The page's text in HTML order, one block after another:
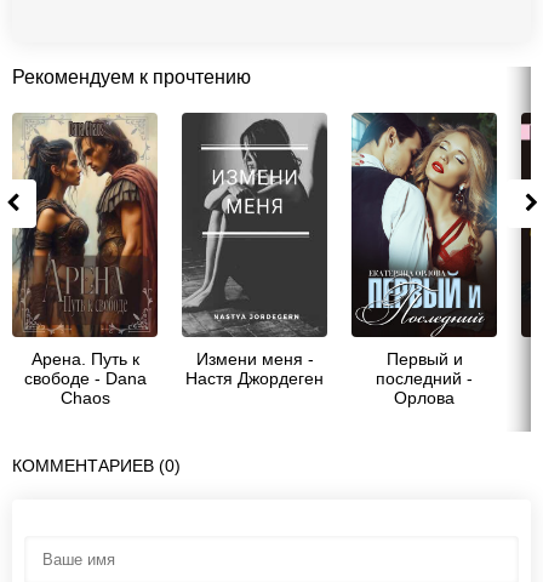
Рекомендуем к прочтению
Арена. Путь к
свободе - Dana
Chaos
Измени меня -
Настя Джордеген
Первый и
последний -
Орлова
КОММЕНТАРИЕВ (0)